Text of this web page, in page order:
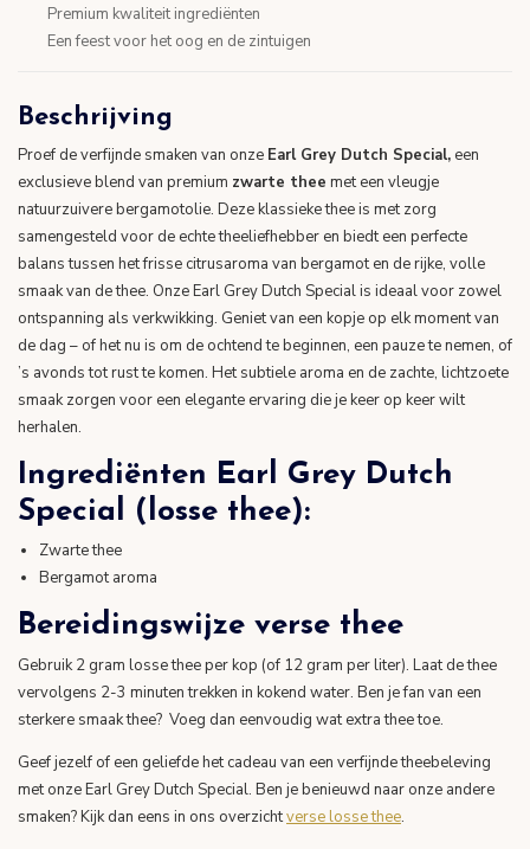
Premium kwaliteit ingrediënten
Een feest voor het oog en de zintuigen
Beschrijving
Proef de verfijnde smaken van onze Earl Grey Dutch Special, een
exclusieve blend van premium zwarte thee met een vleugje
natuurzuivere bergamotolie. Deze klassieke thee is met zorg
samengesteld voor de echte theeliefhebber en biedt een perfecte
balans tussen het frisse citrusaroma van bergamot en de rijke, volle
smaak van de thee. Onze Earl Grey Dutch Special is ideaal voor zowel
ontspanning als verkwikking. Geniet van een kopje op elk moment van
de dag – of het nu is om de ochtend te beginnen, een pauze te nemen, of
’s avonds tot rust te komen. Het subtiele aroma en de zachte, lichtzoete
smaak zorgen voor een elegante ervaring die je keer op keer wilt
herhalen.
Ingrediënten Earl Grey Dutch
Special (losse thee):
Zwarte thee
Bergamot aroma
Bereidingswijze verse thee
Gebruik 2 gram losse thee per kop (of 12 gram per liter). Laat de thee
vervolgens 2-3 minuten trekken in kokend water. Ben je fan van een
sterkere smaak thee? Voeg dan eenvoudig wat extra thee toe.
Geef jezelf of een geliefde het cadeau van een verfijnde theebeleving
met onze Earl Grey Dutch Special. Ben je benieuwd naar onze andere
smaken? Kijk dan eens in ons overzichtverse losse thee.